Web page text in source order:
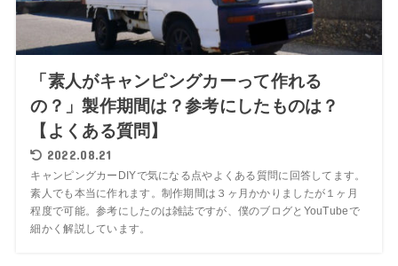
「素人がキャンピングカーって作れる
の？」製作期間は？参考にしたものは？
【よくある質問】
2022.08.21
キャンピングカーDIYで気になる点やよくある質問に回答してます。
素人でも本当に作れます。制作期間は３ヶ月かかりましたが１ヶ月
程度で可能。参考にしたのは雑誌ですが、僕のブログとYouTubeで
細かく解説しています。